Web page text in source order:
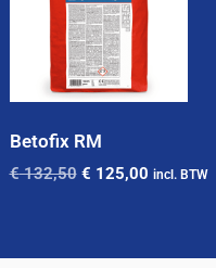
Betofix RM
€132,50 € 125,00 incl. BTW